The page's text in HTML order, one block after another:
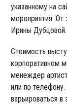
указанному на
мероприятия. От
Ирины Дубцовой.
Стоимость
корпоративном
менеждер
или по
варьироваться